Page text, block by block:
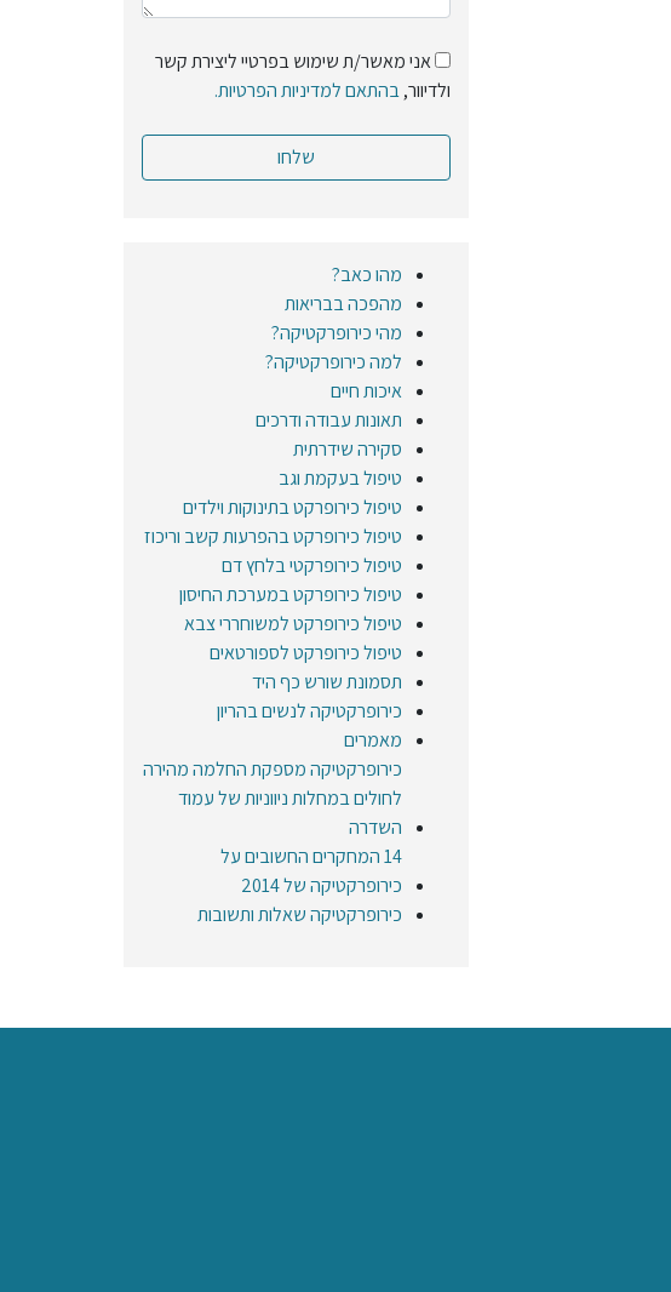
אני מאשר/ת שימוש בפרטיי ליצירת קשר
ולדיוור,בהתאם למדיניות הפרטיות.
מהו כאב?
מהפכה בבריאות
מהי כירופרקטיקה?
למה כירופרקטיקה?
איכות חיים
תאונות עבודה ודרכים
סקירה שידרתית
טיפול בעקמת וגב
טיפול כירופרקט בתינוקות וילדים
טיפול כירופרקט בהפרעות קשב וריכוז
טיפול כירופרקטי בלחץ דם
טיפול כירופרקט במערכת החיסון
טיפול כירופרקט למשוחררי צבא
טיפול כירופרקט לספורטאים
תסמונת שורש כף היד
כירופרקטיקה לנשים בהריון
מאמרים
כירופרקטיקה מספקת החלמה מהירה
לחולים במחלות ניווניות של עמוד
השדרה
14 המחקרים החשובים על
כירופרקטיקה של 2014
כירופרקטיקה שאלות ותשובות